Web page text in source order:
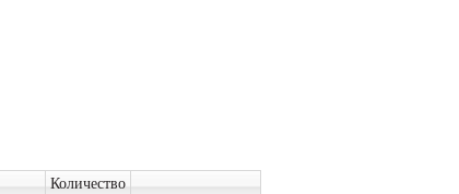
Количество